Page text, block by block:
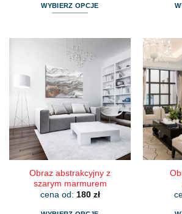
WYBIERZ OPCJE
ma
wiele
wariantów.
Opcje
można
wybrać
na
stronie
produktu
Obraz abstrakcyjny z
szarym marmurem
cena od: 180 zł